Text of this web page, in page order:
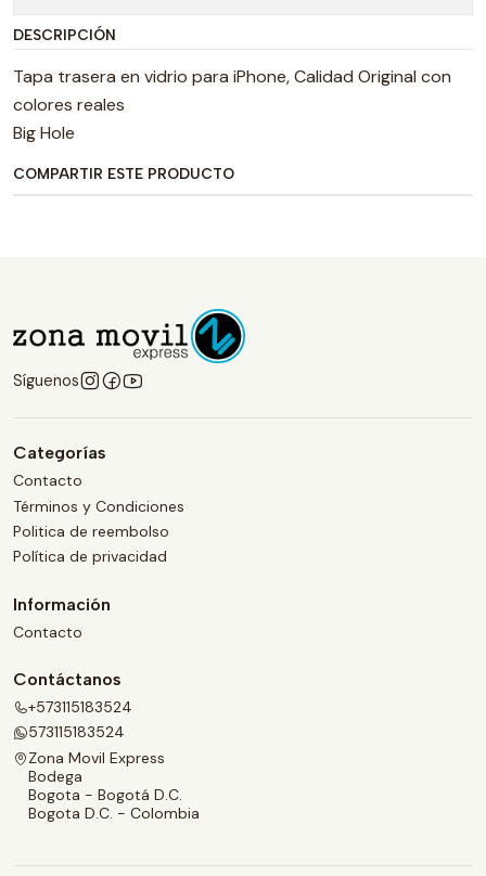
DESCRIPCIÓN
Tapa trasera en vidrio para iPhone, Calidad Original con
colores reales
Big Hole
COMPARTIR ESTE PRODUCTO
Síguenos
Categorías
Contacto
Términos y Condiciones
Politica de reembolso
Política de privacidad
Información
Contacto
Contáctanos
+573115183524
573115183524
Zona Movil Express
Bodega
Bogota - Bogotá D.C.
Bogota D.C. - Colombia